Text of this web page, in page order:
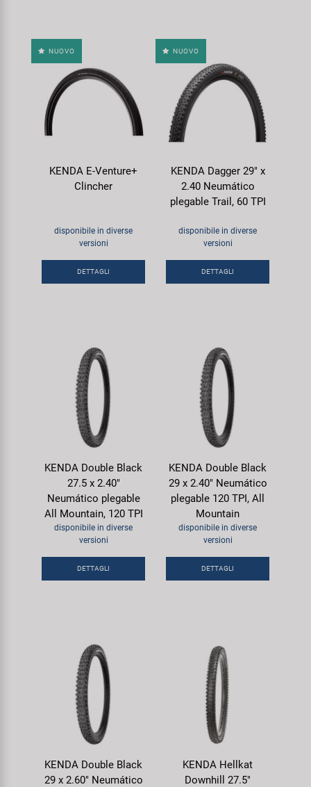
NUOVO
KENDA E-Venture+
Clincher
disponibile in diverse
versioni
DETTAGLI
NUOVO
KENDA Dagger 29" x
2.40 Neumático
plegable Trail, 60 TPI
disponibile in diverse
versioni
DETTAGLI
KENDA Double Black
27.5 x 2.40"
Neumático plegable
All Mountain, 120 TPI
disponibile in diverse
versioni
DETTAGLI
KENDA Double Black
29 x 2.40" Neumático
plegable 120 TPI, All
Mountain
disponibile in diverse
versioni
DETTAGLI
KENDA Double Black
29 x 2.60" Neumático
KENDA Hellkat
Downhill 27.5"